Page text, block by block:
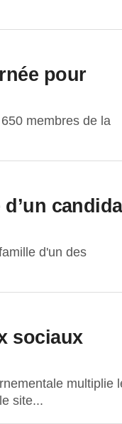
pour
membres de la
d'un des
sociaux
multiplie
site...